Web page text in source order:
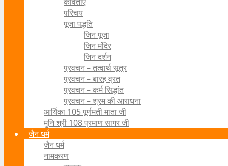
परिचय
पूजा पद्धति
जिन पूजा
जिन मंदिर
जिन दर्शन
प्रवचन – तत्वार्थ सूत्र
प्रवचन – बारह व्रत
प्रवचन – कर्म सिद्धांत
प्रवचन – श्रम की आराधना
आर्यिका 105 पूर्णमती माता जी
मुनि श्री 108 प्रमाण सागर जी
जैन धर्म
जैन धर्म
नामकरण